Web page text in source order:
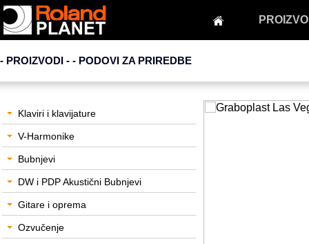
- PROIZVODI - - PODOVI ZA PRIREDBE
Klaviri i klavijature
V-Harmonike
Bubnjevi
DW i PDP Akustični Bubnjevi
Gitare i oprema
Ozvučenje